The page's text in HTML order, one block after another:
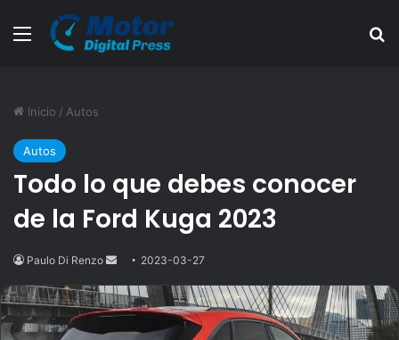
Menú
Inicio / Autos
Autos
Todo lo que debes conocer
de la Ford Kuga 2023
Paulo Di Renzo
Send
email
2023-03-27